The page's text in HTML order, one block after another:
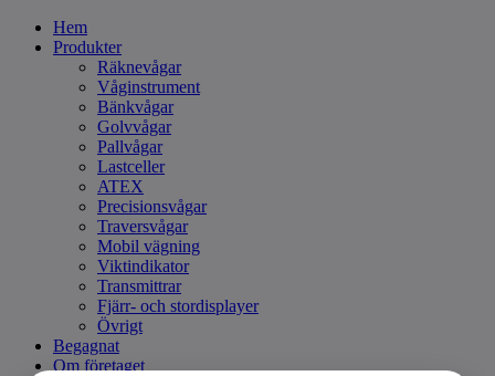
Hem
Produkter
Räknevågar
Våginstrument
Bänkvågar
Golvvågar
Pallvågar
Lastceller
ATEX
Precisionsvågar
Traversvågar
Mobil vägning
Viktindikator
Transmittrar
Fjärr- och stordisplayer
Övrigt
Begagnat
Om företaget